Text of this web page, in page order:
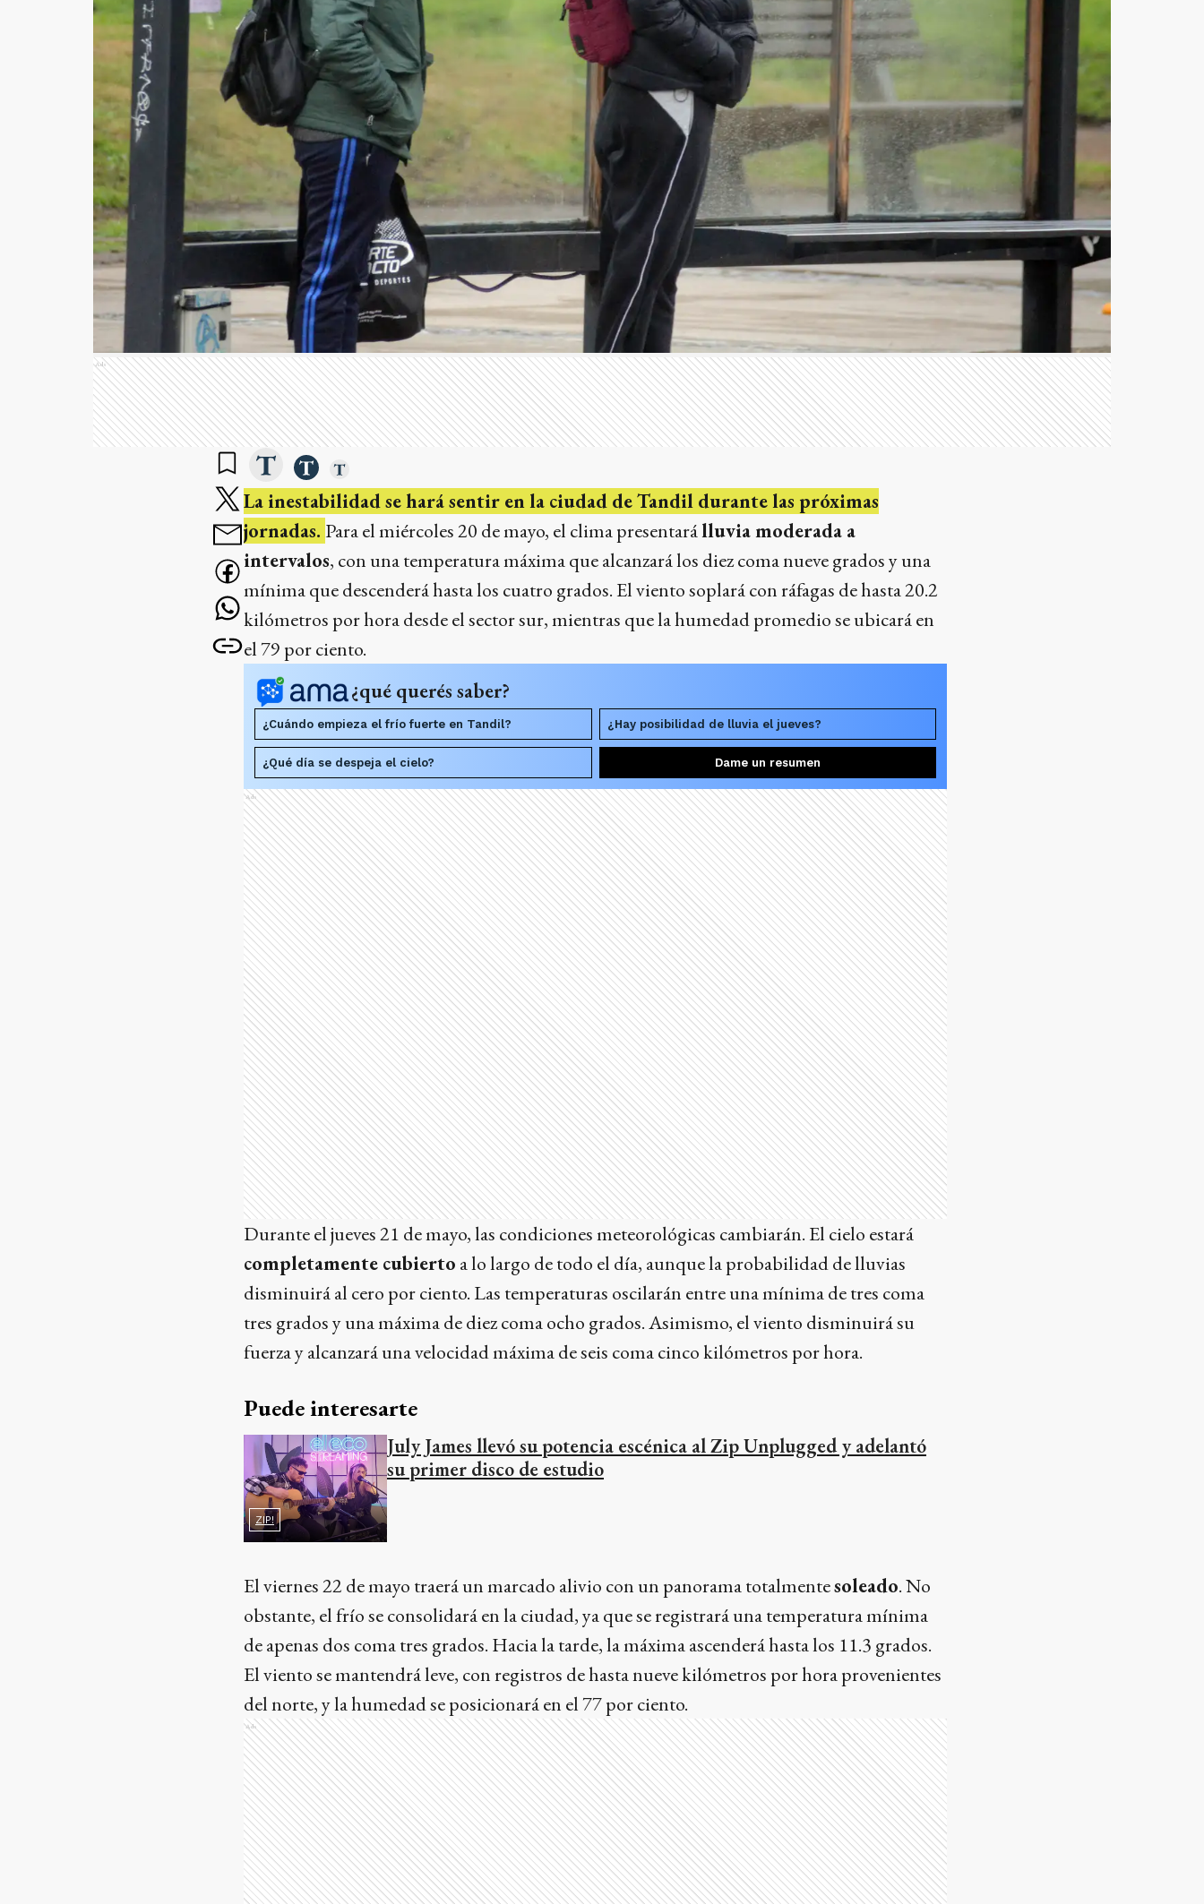
Ads
La inestabilidad se hará sentir en la ciudad de Tandil durante las próximas
jornadas. Para el miércoles 20 de mayo, el clima presentarálluvia moderada a
intervalos, con una temperatura máxima que alcanzará los diez coma nueve grados y una
mínima que descenderá hasta los cuatro grados. El viento soplará con ráfagas de hasta 20.2
kilómetros por hora desde el sector sur, mientras que la humedad promedio se ubicará en
el 79 por ciento.
¿qué querés saber?
¿Cuándo empieza el frío fuerte en Tandil? ¿Hay posibilidad de lluvia el jueves?
¿Qué día se despeja el cielo? Dame un resumen
Ads
Durante el jueves 21 de mayo, las condiciones meteorológicas cambiarán. El cielo estará
completamente cubierto a lo largo de todo el día, aunque la probabilidad de lluvias
disminuirá al cero por ciento. Las temperaturas oscilarán entre una mínima de tres coma
tres grados y una máxima de diez coma ocho grados. Asimismo, el viento disminuirá su
fuerza y alcanzará una velocidad máxima de seis coma cinco kilómetros por hora.
Puede interesarte
ZIP!
July James llevó su potencia escénica al Zip Unplugged y adelantó
su primer disco de estudio
El viernes 22 de mayo traerá un marcado alivio con un panorama totalmentesoleado. No
obstante, el frío se consolidará en la ciudad, ya que se registrará una temperatura mínima
de apenas dos coma tres grados. Hacia la tarde, la máxima ascenderá hasta los 11.3 grados.
El viento se mantendrá leve, con registros de hasta nueve kilómetros por hora provenientes
del norte, y la humedad se posicionará en el 77 por ciento.
Ads